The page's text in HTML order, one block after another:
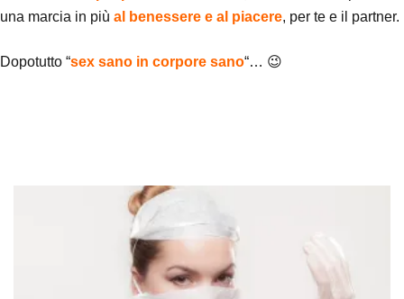
una marcia in più al benessere e al piacere, per te e il partner.
Dopotutto “sex sano in corpore sano“… 😉